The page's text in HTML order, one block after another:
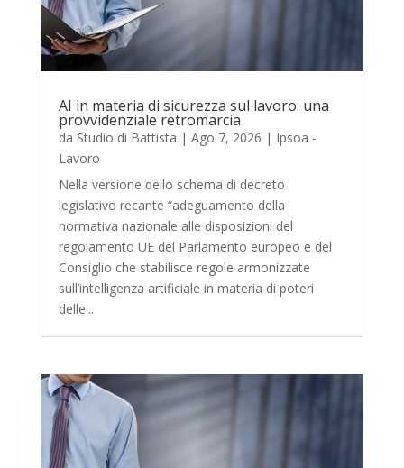
AI in materia di sicurezza sul lavoro: una
provvidenziale retromarcia
da Studio di Battista | Ago 7, 2026 | Ipsoa -
Lavoro
Nella versione dello schema di decreto
legislativo recante “adeguamento della
normativa nazionale alle disposizioni del
regolamento UE del Parlamento europeo e del
Consiglio che stabilisce regole armonizzate
sull’intelligenza artificiale in materia di poteri
delle...